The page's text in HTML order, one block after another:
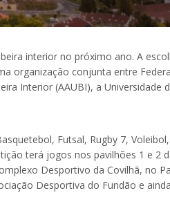
interior no próximo ano. A
organização conjunta entre
Interior (AAUBI), a Universidade
Futsal, Rugby 7,
terá jogos nos pavilhões 1 e 2
Desportivo da Covilhã, no
Desportiva do Fundão e